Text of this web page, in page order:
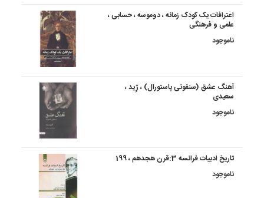
اعترافات یک کودک زمانه ، دوموسه ، حسابی ،
علمی و فرهنگی
ناموجود
آهنگ عشق (سنفونی پاستورال) ، ژِید ،
سعیدی
ناموجود
تاریخ ‏ادبیات ‏فرانسه‏ 3:قرن هجدهم ، 199
ناموجود